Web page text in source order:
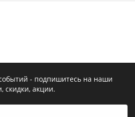
- подпишитесь на наши
скидки, акции.